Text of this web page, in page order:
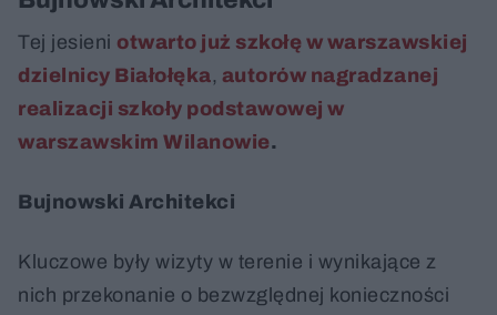
Tej jesieni otwarto już szkołę w warszawskiej
dzielnicy Białołęka, autorów nagradzanej
realizacji szkoły podstawowej w
warszawskim Wilanowie.
Bujnowski Architekci
Kluczowe były wizyty w terenie i wynikające z
nich przekonanie o bezwzględnej konieczności